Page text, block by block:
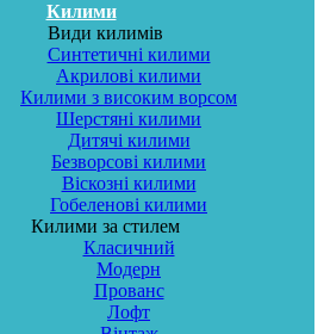
Килими
Види килимів
Синтетичні килими
Акрилові килими
Килими з високим ворсом
Шерстяні килими
Дитячі килими
Безворсові килими
Віскозні килими
Гобеленові килими
Килими за стилем
Класичний
Модерн
Прованс
Лофт